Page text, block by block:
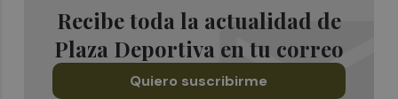
Recibe toda la actualidad de
Plaza Deportiva en tu correo
Quiero suscribirme